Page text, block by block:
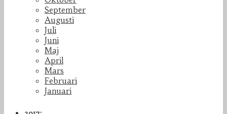
September
Augusti
Juli
Juni
Maj
April
Mars
Februari
Januari